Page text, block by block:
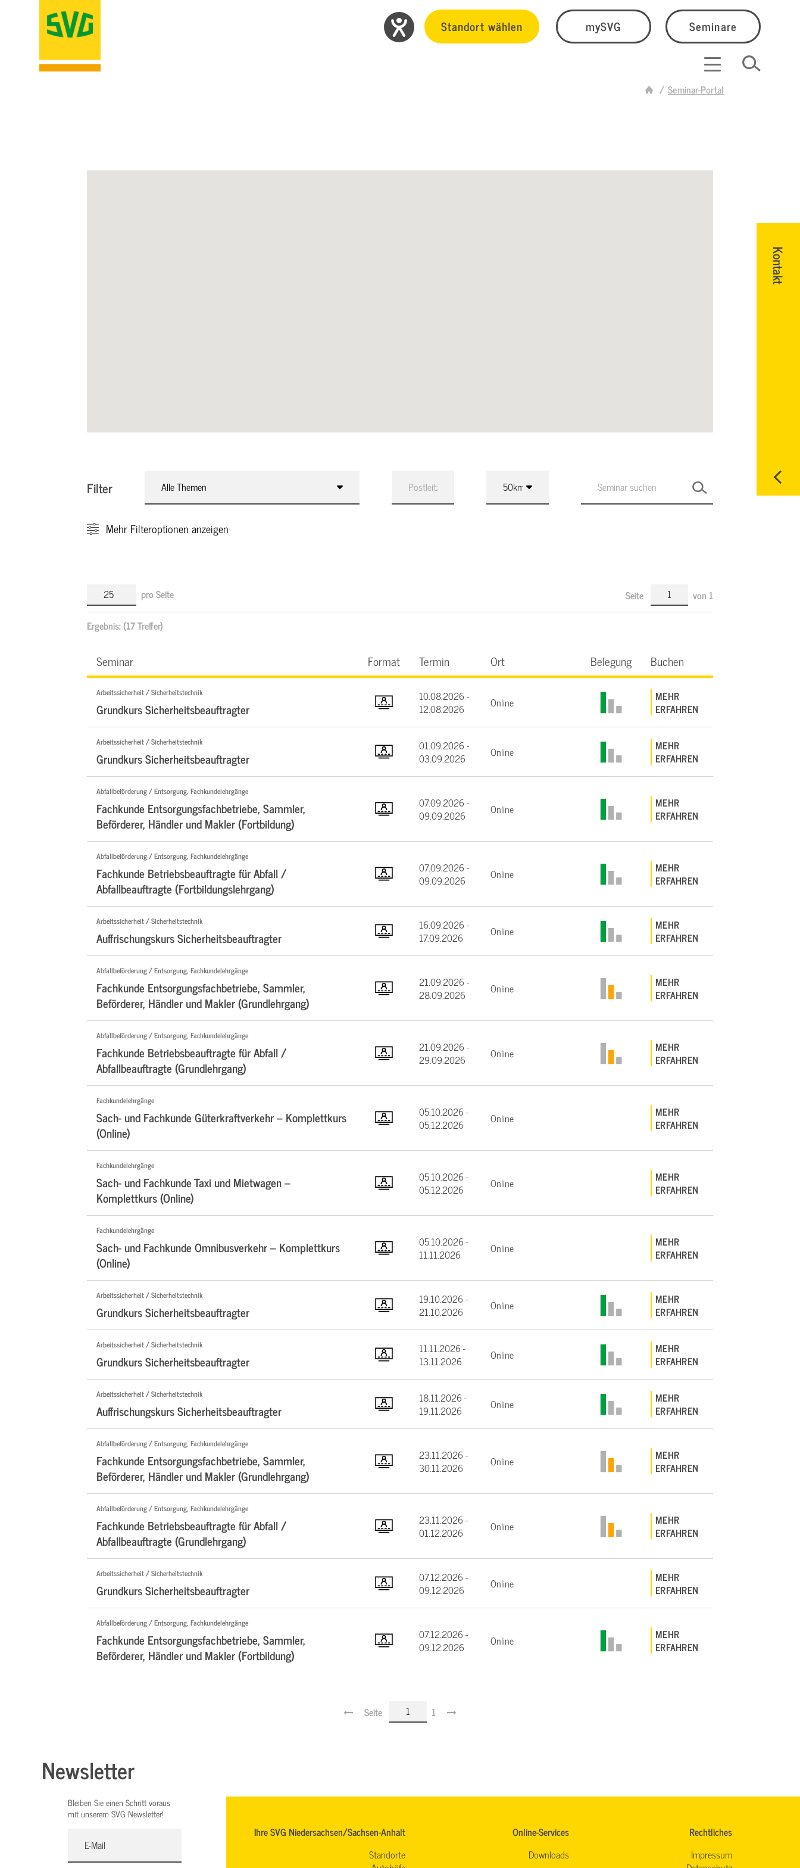
Standort wählen mySVG Seminare
Seminar-Portal
Kontakt
Filter Alle Themen
Mehr Filteroptionen anzeigen
pro Seite Seite von 1
Ergebnis:(17 Treffer)
Seminar Format Termin Ort Belegung Buchen
Arbeitssicherheit / Sicherheitstechnik
Grundkurs Sicherheitsbeauftragter
10.08.2026 -
12.08.2026
Online
MEHR
ERFAHREN
Arbeitssicherheit / Sicherheitstechnik
Grundkurs Sicherheitsbeauftragter
01.09.2026 -
03.09.2026
Online
MEHR
ERFAHREN
Abfallbeförderung / Entsorgung, Fachkundelehrgänge
Fachkunde Entsorgungsfachbetriebe, Sammler,
Beförderer, Händler und Makler (Fortbildung)
07.09.2026 -
09.09.2026
Online
MEHR
ERFAHREN
Abfallbeförderung / Entsorgung, Fachkundelehrgänge
Fachkunde Betriebsbeauftragte für Abfall /
Abfallbeauftragte (Fortbildungslehrgang)
07.09.2026 -
09.09.2026
Online
MEHR
ERFAHREN
Arbeitssicherheit / Sicherheitstechnik
Auffrischungskurs Sicherheitsbeauftragter
16.09.2026 -
17.09.2026
Online
MEHR
ERFAHREN
Abfallbeförderung / Entsorgung, Fachkundelehrgänge
Fachkunde Entsorgungsfachbetriebe, Sammler,
Beförderer, Händler und Makler (Grundlehrgang)
21.09.2026 -
28.09.2026
Online
MEHR
ERFAHREN
Abfallbeförderung / Entsorgung, Fachkundelehrgänge
Fachkunde Betriebsbeauftragte für Abfall /
Abfallbeauftragte (Grundlehrgang)
21.09.2026 -
29.09.2026
Online
MEHR
ERFAHREN
Fachkundelehrgänge
Sach- und Fachkunde Güterkraftverkehr – Komplettkurs
(Online)
05.10.2026 -
05.12.2026
Online
MEHR
ERFAHREN
Fachkundelehrgänge
Sach- und Fachkunde Taxi und Mietwagen –
Komplettkurs (Online)
05.10.2026 -
05.12.2026
Online
MEHR
ERFAHREN
Fachkundelehrgänge
Sach- und Fachkunde Omnibusverkehr – Komplettkurs
(Online)
05.10.2026 -
11.11.2026
Online
MEHR
ERFAHREN
Arbeitssicherheit / Sicherheitstechnik
Grundkurs Sicherheitsbeauftragter
19.10.2026 -
21.10.2026
Online
MEHR
ERFAHREN
Arbeitssicherheit / Sicherheitstechnik
Grundkurs Sicherheitsbeauftragter
11.11.2026 -
13.11.2026
Online
MEHR
ERFAHREN
Arbeitssicherheit / Sicherheitstechnik
Auffrischungskurs Sicherheitsbeauftragter
18.11.2026 -
19.11.2026
Online
MEHR
ERFAHREN
Abfallbeförderung / Entsorgung, Fachkundelehrgänge
Fachkunde Entsorgungsfachbetriebe, Sammler,
Beförderer, Händler und Makler (Grundlehrgang)
23.11.2026 -
30.11.2026
Online
MEHR
ERFAHREN
Abfallbeförderung / Entsorgung, Fachkundelehrgänge
Fachkunde Betriebsbeauftragte für Abfall /
Abfallbeauftragte (Grundlehrgang)
23.11.2026 -
01.12.2026
Online
MEHR
ERFAHREN
Arbeitssicherheit / Sicherheitstechnik
Grundkurs Sicherheitsbeauftragter
07.12.2026 -
09.12.2026
Online
MEHR
ERFAHREN
Abfallbeförderung / Entsorgung, Fachkundelehrgänge
Fachkunde Entsorgungsfachbetriebe, Sammler,
Beförderer, Händler und Makler (Fortbildung)
07.12.2026 -
09.12.2026
Online
MEHR
ERFAHREN
Seite 1
Newsletter
Bleiben Sie einen Schritt voraus
mit unserem SVG Newsletter!
Ihre SVG Niedersachsen/Sachsen-Anhalt
Standorte
Online-Services
Downloads
Rechtliches
Impressum